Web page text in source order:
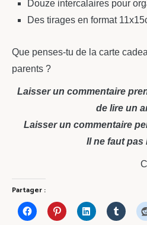
Douze intercalaires pour
Des tirages en format
Que penses-tu de la carte
parents ?
Laisser un commentaire
de lire un
Laisser un commentaire
Il ne faut pas
Partager :